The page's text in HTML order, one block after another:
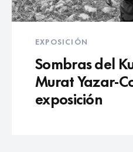
EXPOSICIÓN
Sombras del
Murat Yazar-
exposición